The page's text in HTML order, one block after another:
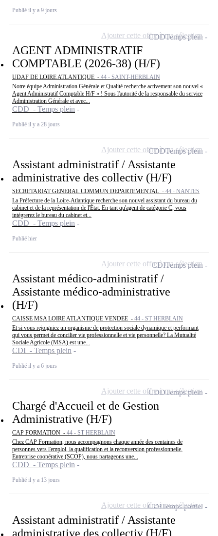
Publié il y a 9 jours
AGENT ADMINISTRATIF
COMPTABLE (2026-38) (H/F)
UDAF DE LOIRE ATLANTIQUE - 44 - SAINT-HERBLAIN
Notre équipe Administration Générale et Qualité recherche activement son nouvel «
Agent Administratif Comptable H/F » ! Sous l'autorité de la responsable du service
Administration Générale et avec...
CDD - Temps plein
Publié il y a 28 jours
CDDTemps plein
Ajouter cette offre à ma sélection
Assistant administratif / Assistante
administrative des collectiv (H/F)
SECRETARIAT GENERAL COMMUN DEPARTEMENTAL - 44 - NANTES
La Préfecture de la Loire-Atlantique recherche son nouvel assistant du bureau du
cabinet et de la représentation de l'État. En tant qu'agent de catégorie C, vous
intégrerez le bureau du cabinet et...
CDD - Temps plein
Publié hier
CDDTemps plein
Ajouter cette offre à ma sélection
Assistant médico-administratif /
Assistante médico-administrative
(H/F)
CAISSE MSA LOIRE ATLANTIQUE VENDEE - 44 - ST HERBLAIN
Et si vous rejoigniez un organisme de protection sociale dynamique et performant
qui vous permet de concilier vie professionnelle et vie personnelle? La Mutualité
Sociale Agricole (MSA) est une...
CDI - Temps plein
Publié il y a 6 jours
CDITemps plein
Ajouter cette offre à ma sélection
Chargé d'Accueil et de Gestion
Administrative (H/F)
CAP FORMATION - 44 - ST HERBLAIN
Chez CAP Formation, nous accompagnons chaque année des centaines de
personnes vers l'emploi, la qualification et la reconversion professionnelle.
Entreprise coopérative (SCOP), nous partageons une...
CDD - Temps plein
Publié il y a 13 jours
CDDTemps plein
Ajouter cette offre à ma sélection
Assistant administratif / Assistante
administrative des collectiv (H/F)
CDITemps partiel
Ajouter cette offre à ma sélection